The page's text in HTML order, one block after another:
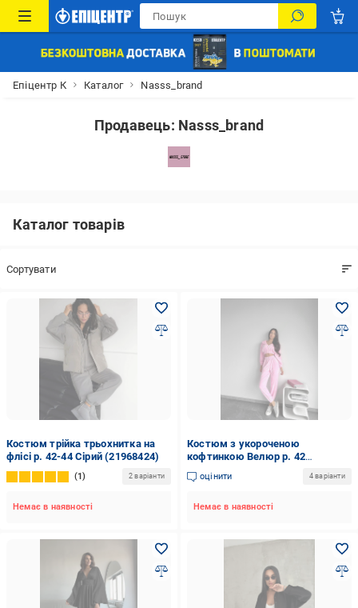
Епіцентр К Каталог Nasss_brand
Продавець: Nasss_brand
Каталог товарів
Сортувати
Костюм трійка трьохнитка на
флісі р. 42-44 Сірий (21968424)
1 2 варіанти
Немає в наявності
Костюм з укороченою
кофтинкою Велюр р. 42
Рожевий (21035188)
оцінити 4 варіанти
Немає в наявності